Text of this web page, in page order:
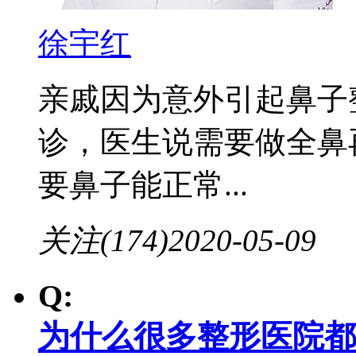
徐宇红
亲戚因为意外引起鼻
诊，医生说需要做全
要鼻子能正常...
关注(174)2020-05-09
Q:
为什么很多整形医院